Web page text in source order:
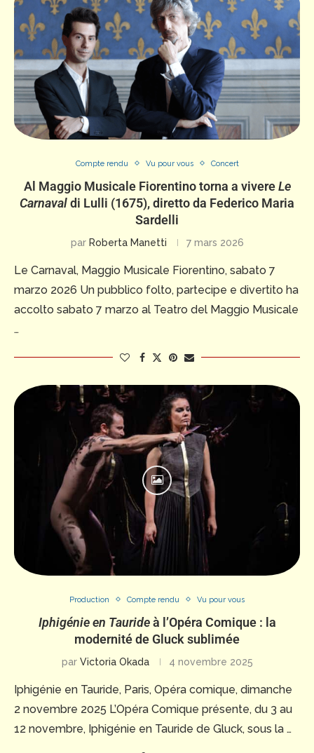
Compte rendu Vu pour vous Concert
Al Maggio Musicale Fiorentino torna a vivereLe
Carnavaldi Lulli (1675), diretto da Federico Maria
Sardelli
par Roberta Manetti 7 mars 2026
Le Carnaval, Maggio Musicale Fiorentino, sabato 7
marzo 2026 Un pubblico folto, partecipe e divertito ha
accolto sabato 7 marzo al Teatro del Maggio Musicale
…
Production Compte rendu Vu pour vous
Iphigénie en Taurideà l’Opéra Comique : la
modernité de Gluck sublimée
par Victoria Okada 4 novembre 2025
Iphigénie en Tauride, Paris, Opéra comique, dimanche
2 novembre 2025 L’Opéra Comique présente, du 3 au
12 novembre, Iphigénie en Tauride de Gluck, sous la …